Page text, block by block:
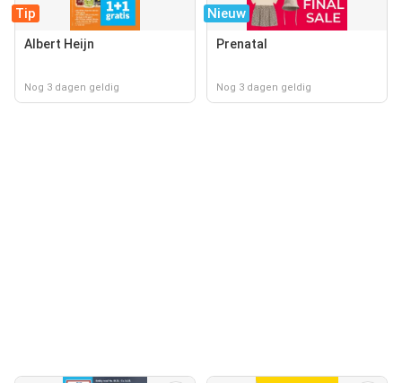
Tip
Albert Heijn
Nog 3 dagen geldig
Nieuw
Prenatal
Nog 3 dagen geldig